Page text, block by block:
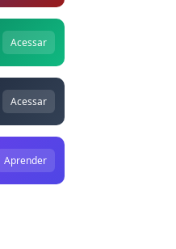
Acessar
Acessar
Aprender